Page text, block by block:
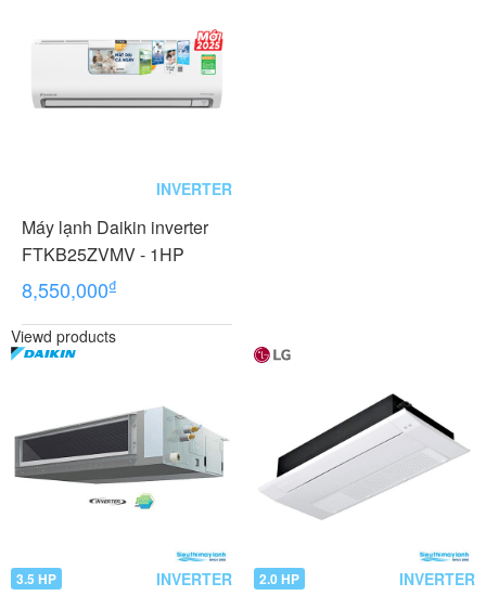
INVERTER
Máy lạnh Daikin inverter
FTKB25ZVMV - 1HP
8,550,000₫
Viewd products
3.5 HP INVERTER 2.0 HP INVERTER